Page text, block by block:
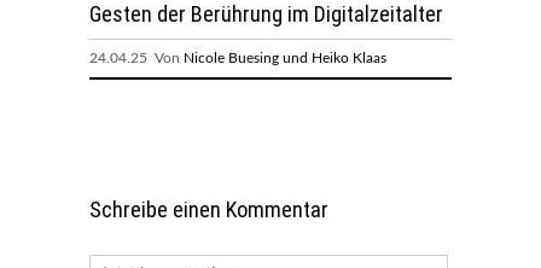
Gesten der Berührung im Digitalzeitalter
24.04.25 Von Nicole Buesing und Heiko Klaas
Schreibe einen Kommentar